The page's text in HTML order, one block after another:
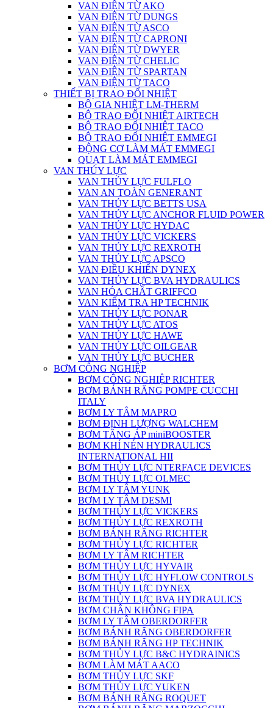
VAN ĐIỆN TỪ AKO
VAN ĐIỆN TỪ DUNGS
VAN ĐIỆN TỪ ASCO
VAN ĐIỆN TỪ CAPRONI
VAN ĐIỆN TỪ DWYER
VAN ĐIỆN TỪ CHELIC
VAN ĐIỆN TỪ SPARTAN
VAN ĐIỆN TỪ TACO
THIẾT BỊ TRAO ĐỔI NHIỆT
BỘ GIA NHIỆT LM-THERM
BỘ TRAO ĐỔI NHIỆT AIRTECH
BỘ TRAO ĐỔI NHIỆT TACO
BỘ TRAO ĐỔI NHIỆT EMMEGI
ĐỘNG CƠ LÀM MÁT EMMEGI
QUẠT LÀM MÁT EMMEGI
VAN THỦY LỰC
VAN THỦY LỰC FULFLO
VAN AN TOÀN GENERANT
VAN THỦY LỰC BETTS USA
VAN THỦY LỰC ANCHOR FLUID POWER
VAN THỦY LỰC HYDAC
VAN THỦY LỰC VICKERS
VAN THỦY LỰC REXROTH
VAN THỦY LỰC APSCO
VAN ĐIỀU KHIỂN DYNEX
VAN THỦY LỰC BVA HYDRAULICS
VAN HÓA CHẤT GRIFFCO
VAN KIỂM TRA HP TECHNIK
VAN THỦY LỰC PONAR
VAN THỦY LỰC ATOS
VAN THỦY LỰC HAWE
VAN THỦY LỰC OILGEAR
VAN THỦY LỰC BUCHER
BƠM CÔNG NGHIỆP
BƠM CÔNG NGHIỆP RICHTER
BƠM BÁNH RĂNG POMPE CUCCHI
ITALY
BƠM LY TÂM MAPRO
BƠM ĐỊNH LƯỢNG WALCHEM
BƠM TĂNG ÁP miniBOOSTER
BƠM KHÍ NÉN HYDRAULICS
INTERNATIONAL HII
BƠM THỦY LỰC NTERFACE DEVICES
BƠM THỦY LỰC OLMEC
BƠM LY TÂM YUNK
BƠM LY TÂM DESMI
BƠM THỦY LỰC VICKERS
BƠM THỦY LỰC REXROTH
BƠM BÁNH RĂNG RICHTER
BƠM THỦY LỰC RICHTER
BƠM LY TÂM RICHTER
BƠM THỦY LỰC HYVAIR
BƠM THỦY LỰC HYFLOW CONTROLS
BƠM THỦY LỰC DYNEX
BƠM THỦY LỰC BVA HYDRAULICS
BƠM CHÂN KHÔNG FIPA
BƠM LY TÂM OBERDORFER
BƠM BÁNH RĂNG OBERDORFER
BƠM BÁNH RĂNG HP TECHNIK
BƠM THỦY LỰC B&C HYDRAINICS
BƠM LÀM MÁT AACO
BƠM THỦY LỰC SKF
BƠM THỦY LỰC YUKEN
BƠM BÁNH RĂNG ROQUET